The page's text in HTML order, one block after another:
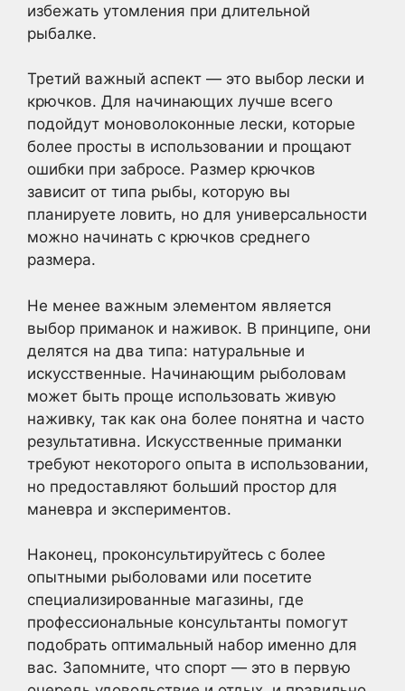
избежать утомления при длительной
рыбалке.
Третий важный аспект — это выбор лески и
крючков. Для начинающих лучше всего
подойдут моноволоконные лески, которые
более просты в использовании и прощают
ошибки при забросе. Размер крючков
зависит от типа рыбы, которую вы
планируете ловить, но для универсальности
можно начинать с крючков среднего
размера.
Не менее важным элементом является
выбор приманок и наживок. В принципе, они
делятся на два типа: натуральные и
искусственные. Начинающим рыболовам
может быть проще использовать живую
наживку, так как она более понятна и часто
результативна. Искусственные приманки
требуют некоторого опыта в использовании,
но предоставляют больший простор для
маневра и экспериментов.
Наконец, проконсультируйтесь с более
опытными рыболовами или посетите
специализированные магазины, где
профессиональные консультанты помогут
подобрать оптимальный набор именно для
вас. Запомните, что спорт — это в первую